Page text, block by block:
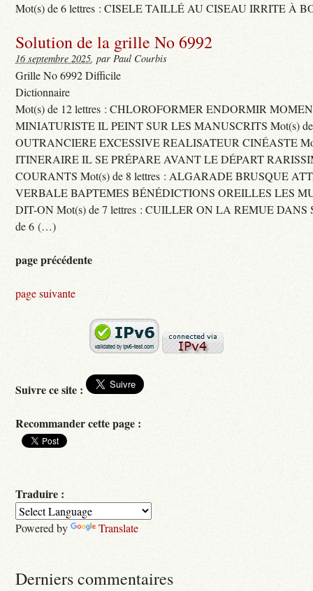
Mot(s) de 6 lettres : CISELE TAILLÉ AU CISEAU IRRITE À
Solution de la grille No 6992
16 septembre 2025, par Paul Courbis
Grille No 6992 Difficile
Dictionnaire
Mot(s) de 12 lettres : CHLOROFORMER ENDORMIR
MINIATURISTE IL PEINT SUR LES MANUSCRITS Mot(s) de
OUTRANCIERE EXCESSIVE REALISATEUR CINÉASTE
ITINERAIRE IL SE PRÉPARE AVANT LE DÉPART
COURANTS Mot(s) de 8 lettres : ALGARADE BRUSQUE
VERBALE BAPTEMES BÉNÉDICTIONS OREILLES LES
DIT-ON Mot(s) de 7 lettres : CUILLER ON LA REMUE DANS
de 6 (…)
page précédente
page suivante
Suivre ce site :
Recommander cette page :
Traduire :
Powered by Translate
Derniers commentaires